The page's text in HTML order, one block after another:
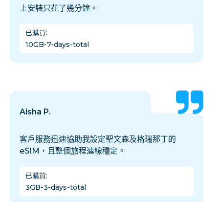
上安裝只花了幾分鐘。
已購買:
10GB-7-days-total
Aisha P.
客戶服務迅速協助我設定聖文森及格瑞那丁的
eSIM，且整個旅程連線穩定。
已購買:
3GB-3-days-total